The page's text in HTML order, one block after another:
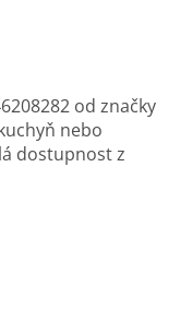
od značky
nebo
dostupnost z